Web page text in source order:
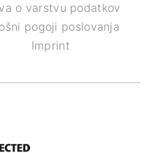
o varstvu podatkov
pogoji poslovanja
Imprint